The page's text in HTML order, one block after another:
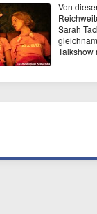
Von
Sarah
Talkshow